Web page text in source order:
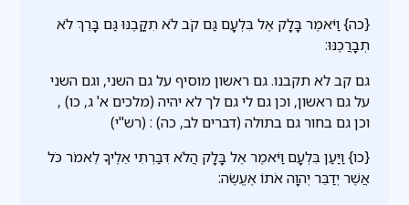
{כה} וַיֹּאמֶר בָּלָק אֶל בִּלְעָם גַּם קֹב לֹא תִקֳּבֶנּוּ גַּם בָּרֵךְ לֹא
תְבָרֲכֶנּוּ:
גם קב לא תקבנו. גם ראשון מוסיף על גם השני, וגם השני
על גם ראשון, וכן גם לי גם לך לא יהיה (מלכים א' ג, כו) ,
וכן גם בחור גם בתולה (דברים לב, כה) : (רש"י)
{כו} וַיַּעַן בִּלְעָם וַיֹּאמֶר אֶל בָּלָק הֲלֹא דִּבַּרְתִּי אֵלֶיךָ לֵאמֹר כֹּל
אֲשֶׁר יְדַבֵּר יְהוָה אֹתוֹ אֶעֱשֶׂה: